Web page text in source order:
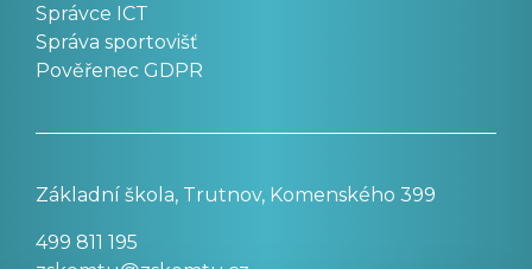
Správce ICT
Správa sportovišť
Pověřenec GDPR
Základní škola, Trutnov, Komenského 399
499 811 195